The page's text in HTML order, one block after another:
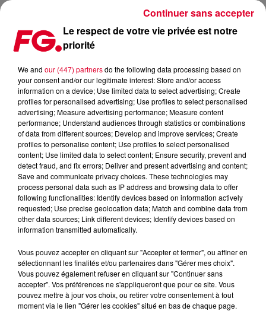
CLUB FG : STEVE AOKI
Le respect de votre vie privée est notre
priorité
We and our (447) partnersdo the following data processing based on
your consent and/or our legitimate interest: Store and/or access
information on a device; Use limited data to select advertising; Create
profiles for personalised advertising; Use profiles to select personalised
advertising; Measure advertising performance; Measure content
performance; Understand audiences through statistics or combinations
of data from different sources; Develop and improve services; Create
profiles to personalise content; Use profiles to select personalised
content; Use limited data to select content; Ensure security, prevent and
detect fraud, and fix errors; Deliver and present advertising and content;
Save and communicate privacy choices. These technologies may
process personal data such as IP address and browsing data to offer
following functionalities: Identify devices based on information actively
requested; Use precise geolocation data; Match and combine data from
other data sources; Link different devices; Identify devices based on
information transmitted automatically.
Vous pouvez accepter en cliquant sur "Accepter et fermer", ou affiner en
sélectionnant les finalités et/ou partenaires dans "Gérer mes choix".
Vous pouvez également refuser en cliquant sur "Continuer sans
accepter". Vos préférences ne s'appliqueront que pour ce site. Vous
pouvez mettre à jour vos choix, ou retirer votre consentement à tout
moment via le lien "Gérer les cookies" situé en bas de chaque page.
Continuer sans accepter